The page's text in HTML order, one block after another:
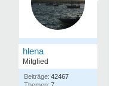
hlena
Mitglied
42467